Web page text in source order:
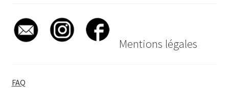
Mentions légales
FAQ